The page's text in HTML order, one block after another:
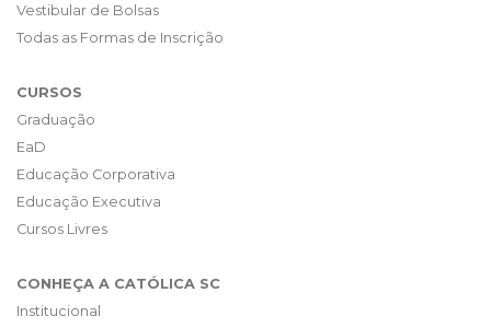
Vestibular de Bolsas
Todas as Formas de Inscrição
CURSOS
Graduação
EaD
Educação Corporativa
Educação Executiva
Cursos Livres
CONHEÇA A CATÓLICA SC
Institucional